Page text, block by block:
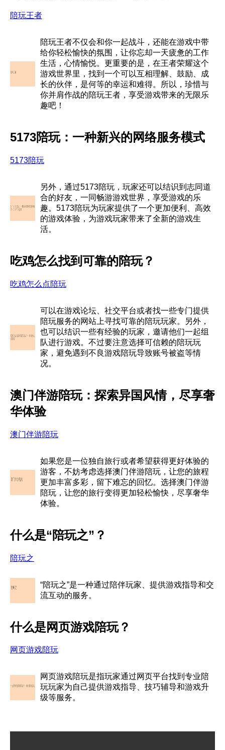
陪玩王者
陪玩王者不仅会和你一起战斗，还能在游戏中带
给你轻松愉快的氛围，让你忘却一天疲惫的工作
生活，心情愉悦。更重要的是，在王者荣耀这个
游戏世界里，找到一个可以互相理解、鼓励、成
长的伙伴，是何等的幸运和难得。所以，珍惜与
你并肩作战的陪玩王者，享受游戏带来的无限乐
趣吧！
5173陪玩：一种新兴的网络服务模式
5173陪玩
另外，通过5173陪玩，玩家还可以结识到志同道
合的好友，一同畅游游戏世界，享受游戏的乐
趣。5173陪玩为玩家提供了一个更加便利、高效
的游戏体验，为游戏玩家带来了全新的游戏生
活。
吃鸡怎么找到可靠的陪玩？
吃鸡怎么点陪玩
可以在游戏论坛、社交平台或者找一些专门提供
陪玩服务的网站上寻找可靠的陪玩玩家。另外，
也可以结识一些有经验的玩家，邀请他们一起组
队进行游戏。不过要注意选择可信赖的陪玩玩
家，避免遇到不良游戏陪玩导致账号被盗等情
况。
澳门伴游陪玩：探索异国风情，尽享奢
华体验
澳门伴游陪玩
如果您是一位独自旅行或者希望获得更好体验的
游客，不妨考虑选择澳门伴游陪玩，让您的旅程
更加丰富多彩，留下难忘的回忆。选择澳门伴游
陪玩，让您的旅行变得更加轻松愉快，尽享奢华
体验。
什么是“陪玩之”？
陪玩之
“陪玩之”是一种通过陪伴玩家、提供游戏指导和交
流互动的服务。
什么是网页游戏陪玩？
网页游戏陪玩
网页游戏陪玩是指玩家通过网页平台找到专业陪
玩玩家为自己提供游戏指导、技巧辅导和游戏升
级等服务。